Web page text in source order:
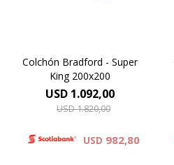
Colchón Bradford - Super
King 200x200
USD 1.092,00
USD1.820,00
USD 982,80